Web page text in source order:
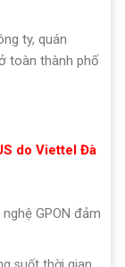
ty, quán
toàn thành phố
do Viettel Đà
GPON đảm